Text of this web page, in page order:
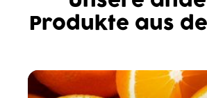
Produkte aus